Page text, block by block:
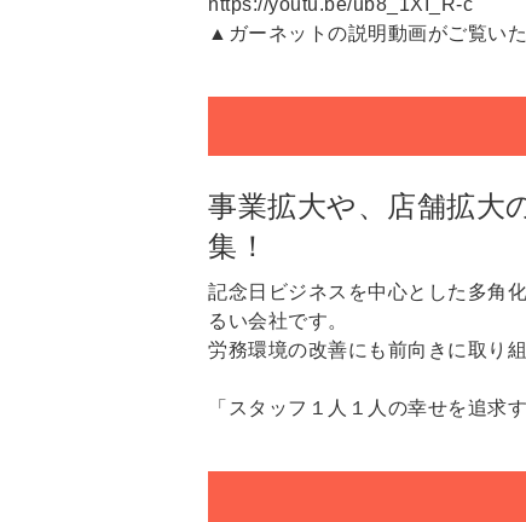
https://youtu.be/ub8_1XI_R-c
▲ガーネットの説明動画がご覧い
事業拡大や、店舗拡大
集！
記念日ビジネスを中心とした多角
るい会社です。
労務環境の改善にも前向きに取り
「スタッフ１人１人の幸せを追求